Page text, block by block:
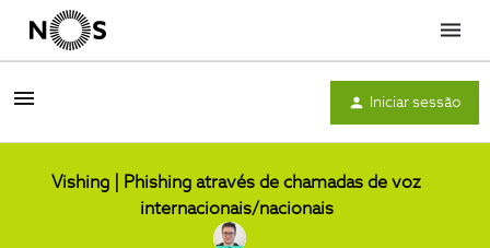
Menu
Iniciar sessão
Vishing | Phishing através de chamadas de voz
internacionais/nacionais